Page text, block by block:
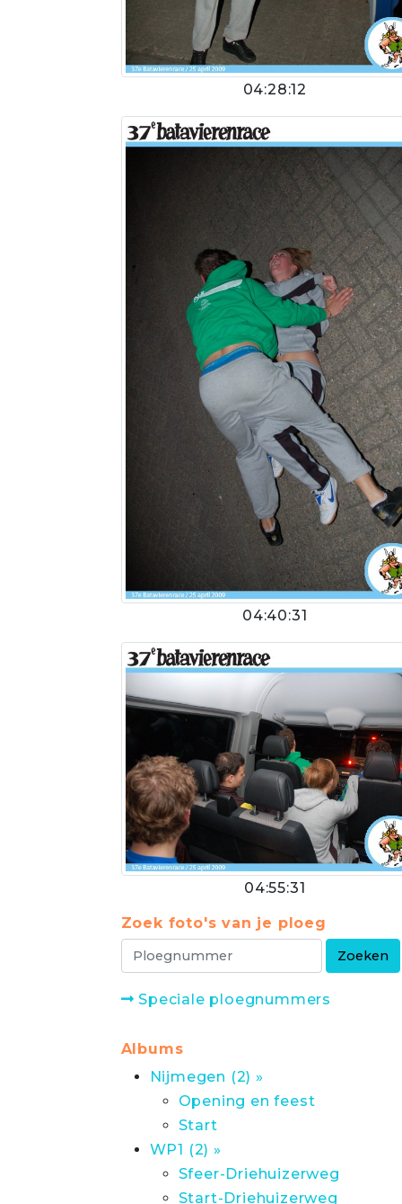
04:28:12
04:40:31
04:55:31
Zoek foto's van je ploeg
Speciale ploegnummers
Albums
Nijmegen (2) »
Opening en feest
Start
WP1 (2) »
Sfeer-Driehuizerweg
Start-Driehuizerweg